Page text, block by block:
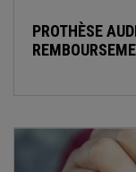
PROTHÈSE